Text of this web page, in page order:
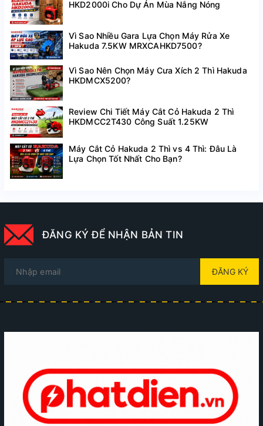
HKD2000i Cho Dự Án Mùa Nắng Nóng
Vì Sao Nhiều Gara Lựa Chọn Máy Rửa Xe
Hakuda 7.5KW MRXCAHKD7500?
Vì Sao Nên Chọn Máy Cưa Xích 2 Thì Hakuda
HKDMCX5200?
Review Chi Tiết Máy Cắt Cỏ Hakuda 2 Thì
HKDMCC2T430 Công Suất 1.25KW
Máy Cắt Cỏ Hakuda 2 Thì vs 4 Thì: Đâu Là
Lựa Chọn Tốt Nhất Cho Bạn?
ĐĂNG KÝ ĐỂ NHẬN BẢN TIN
ĐĂNG KÝ